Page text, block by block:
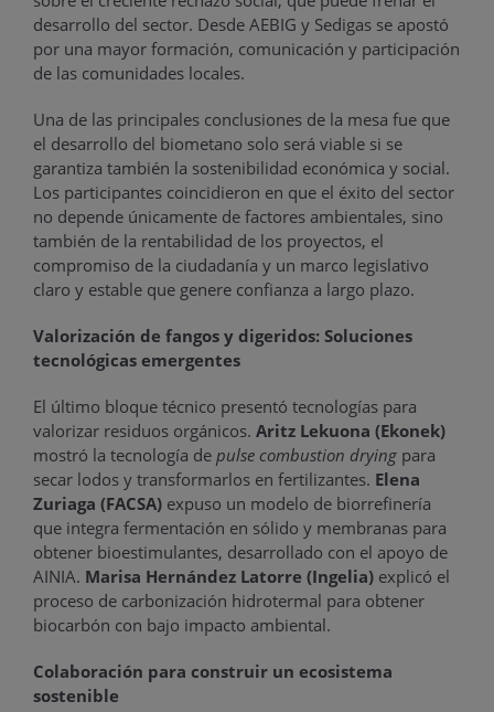
desarrollo del sector. Desde AEBIG y Sedigas se apostó
por una mayor formación, comunicación y participación
de las comunidades locales.
Una de las principales conclusiones de la mesa fue que
el desarrollo del biometano solo será viable si se
garantiza también la sostenibilidad económica y social.
Los participantes coincidieron en que el éxito del sector
no depende únicamente de factores ambientales, sino
también de la rentabilidad de los proyectos, el
compromiso de la ciudadanía y un marco legislativo
claro y estable que genere confianza a largo plazo.
Valorización de fangos y digeridos: Soluciones
tecnológicas emergentes
El último bloque técnico presentó tecnologías para
valorizar residuos orgánicos. Aritz Lekuona (Ekonek)
mostró la tecnología de pulse combustion drying para
secar lodos y transformarlos en fertilizantes. Elena
Zuriaga (FACSA) expuso un modelo de biorrefinería
que integra fermentación en sólido y membranas para
obtener bioestimulantes, desarrollado con el apoyo de
AINIA. Marisa Hernández Latorre (Ingelia) explicó el
proceso de carbonización hidrotermal para obtener
biocarbón con bajo impacto ambiental.
Colaboración para construir un ecosistema
sostenible